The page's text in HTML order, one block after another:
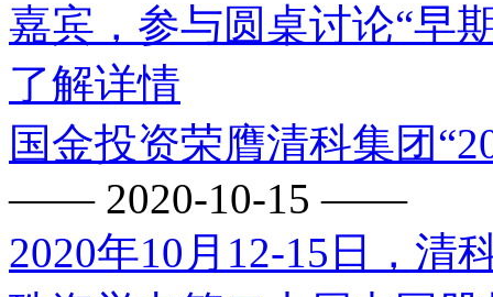
嘉宾，参与圆桌讨论“早
了解详情
国金投资荣膺清科集团
—— 2020-10-15 ——
2020年10月12-15日，清